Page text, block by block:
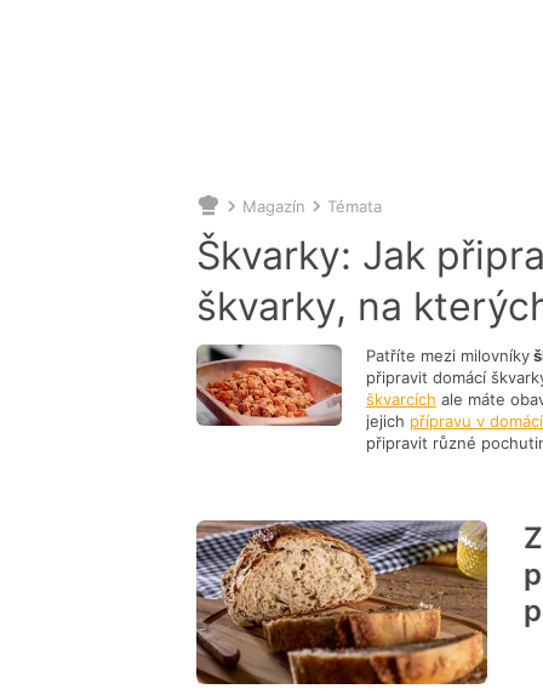
Nacházíte
se
zde:
Magazín Témata
Škvarky: Jak
škvarky, na
Patříte mezi milovníky
připravit domácí
škvarcích ale máte
jejich přípravu v
připravit různé
, kterému
Mezi základní
K jejich přípravě
kuchyňský hrnec.
Syrové sádlo si
podlejte vodou
.
Jakmile se voda